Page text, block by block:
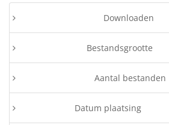
Downloaden
Bestandsgrootte
Aantal bestanden
Datum plaatsing